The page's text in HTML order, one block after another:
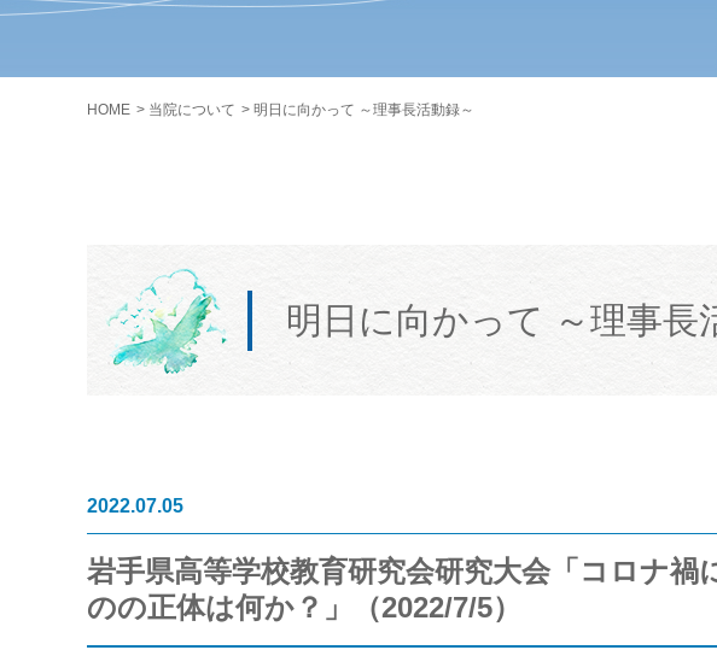
HOME 当院について 明日に向かって ～理事長活動録～
明日に向かって ～理事長
2022.07.05
岩手県高等学校教育研究会研究大会「コロナ
のの正体は何か？」（2022/7/5）